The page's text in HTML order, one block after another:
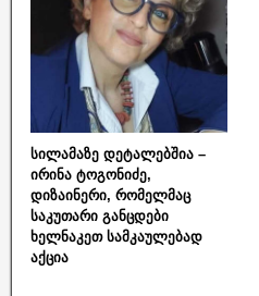
სილამაზე დეტალებშია –
ირინა ტოგონიძე,
დიზაინერი, რომელმაც
საკუთარი განცდები
ხელნაკეთ სამკაულებად
აქცია